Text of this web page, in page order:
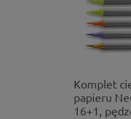
Komplet
papieru
16+1,